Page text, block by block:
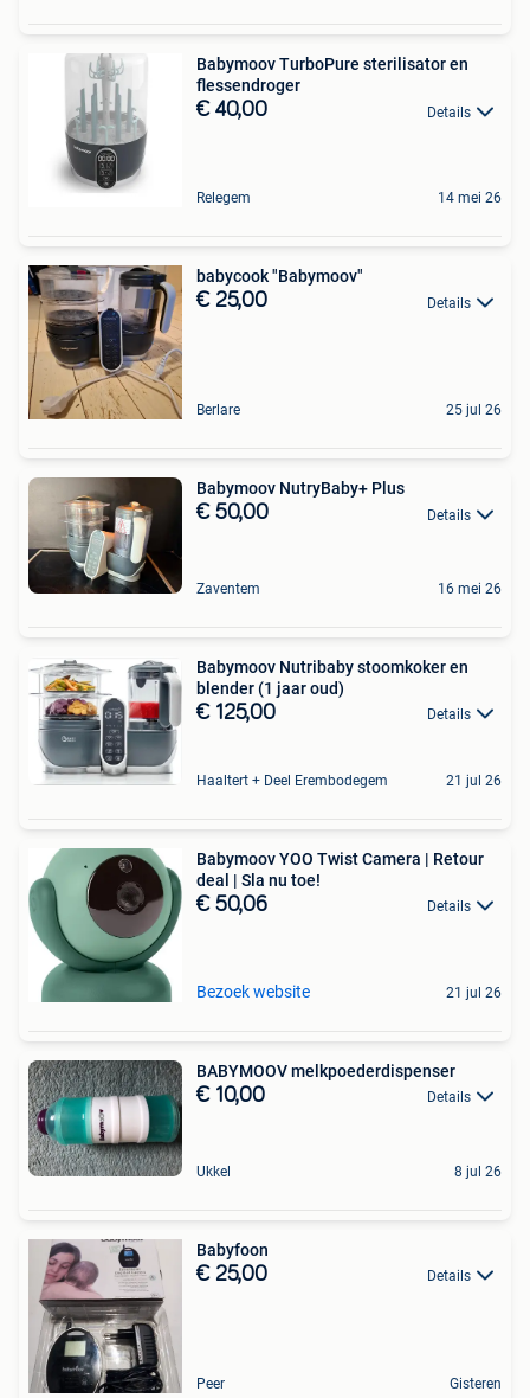
Babymoov TurboPure sterilisator en
flessendroger
€ 40,00 Details
Relegem 14 mei 26
babycook "Babymoov"
€ 25,00 Details
Berlare 25 jul 26
Babymoov NutryBaby+ Plus
€ 50,00 Details
Zaventem 16 mei 26
Babymoov Nutribaby stoomkoker en
blender (1 jaar oud)
€ 125,00 Details
Haaltert + Deel Erembodegem 21 jul 26
Babymoov YOO Twist Camera | Retour
deal | Sla nu toe!
€ 50,06 Details
Bezoek website 21 jul 26
BABYMOOV melkpoederdispenser
€ 10,00 Details
Ukkel 8 jul 26
Babyfoon
€ 25,00 Details
Peer Gisteren